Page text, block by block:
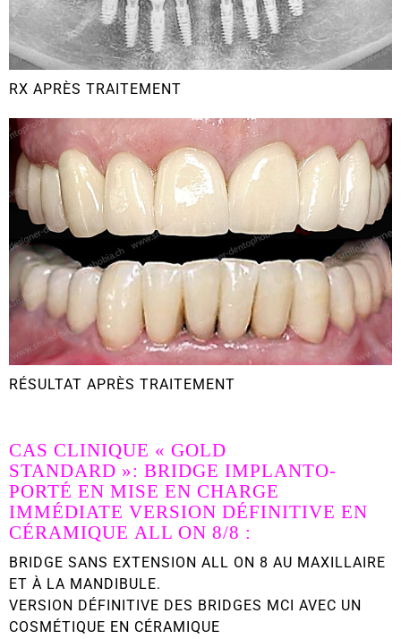
RX APRÈS TRAITEMENT
RÉSULTAT APRÈS TRAITEMENT
CAS CLINIQUE « GOLD
STANDARD »: BRIDGE IMPLANTO-
PORTÉ EN MISE EN CHARGE
IMMÉDIATE VERSION DÉFINITIVE EN
CÉRAMIQUE ALL ON 8/8 :
BRIDGE SANS EXTENSION ALL ON 8 AU MAXILLAIRE
ET À LA MANDIBULE.
VERSION DÉFINITIVE DES BRIDGES MCI AVEC UN
COSMÉTIQUE EN CÉRAMIQUE